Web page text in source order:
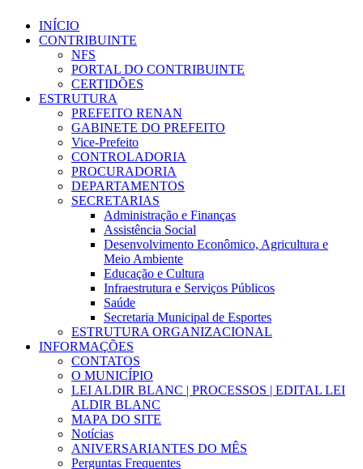
INÍCIO
CONTRIBUINTE
NFS
PORTAL DO CONTRIBUINTE
CERTIDÕES
ESTRUTURA
PREFEITO RENAN
GABINETE DO PREFEITO
Vice-Prefeito
CONTROLADORIA
PROCURADORIA
DEPARTAMENTOS
SECRETARIAS
Administração e Finanças
Assistência Social
Desenvolvimento Econômico, Agricultura e
Meio Ambiente
Educação e Cultura
Infraestrutura e Serviços Públicos
Saúde
Secretaria Municipal de Esportes
ESTRUTURA ORGANIZACIONAL
INFORMAÇÕES
CONTATOS
O MUNICÍPIO
LEI ALDIR BLANC | PROCESSOS | EDITAL LEI
ALDIR BLANC
MAPA DO SITE
Notícias
ANIVERSARIANTES DO MÊS
Perguntas Frequentes